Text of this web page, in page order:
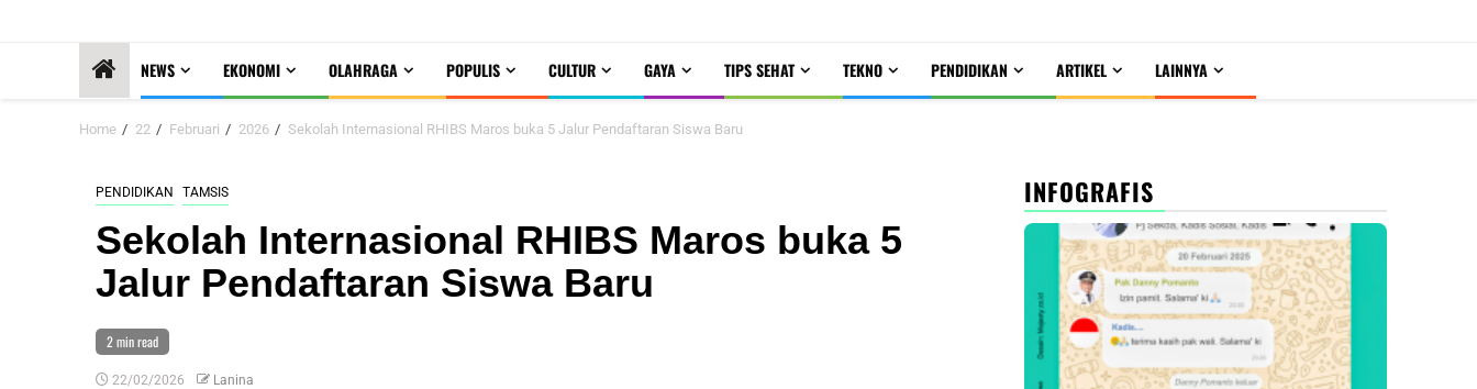
NEWS EKONOMI OLAHRAGA POPULIS CULTUR GAYA TIPS SEHAT TEKNO PENDIDIKAN ARTIKEL LAINNYA
Home 22 Februari 2026 Sekolah Internasional RHIBS Maros buka 5 Jalur Pendaftaran Siswa Baru
PENDIDIKAN TAMSIS
Sekolah Internasional RHIBS Maros buka 5
Jalur Pendaftaran Siswa Baru
2 min read
22/02/2026 Lanina
INFOGRAFIS